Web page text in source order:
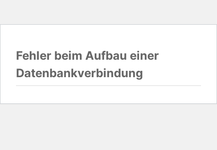
Fehler beim Aufbau einer
Datenbankverbindung